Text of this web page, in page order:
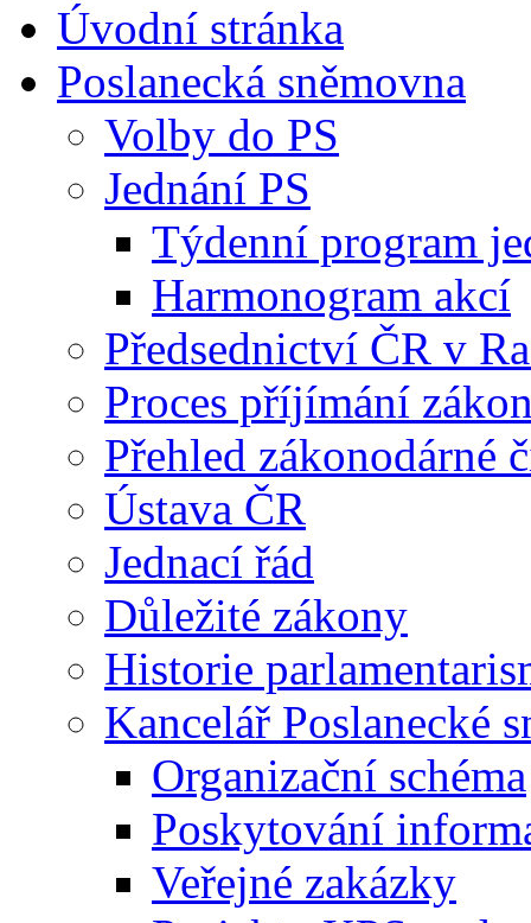
Úvodní stránka
Poslanecká sněmovna
Volby do PS
Jednání PS
Týdenní program
Harmonogram akcí
Předsednictví ČR v
Proces příjímání
Přehled zákonodárné
Ústava ČR
Jednací řád
Důležité zákony
Historie
Kancelář Poslanecké
Organizační schéma
Poskytování
Veřejné zakázky